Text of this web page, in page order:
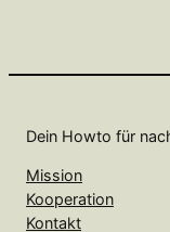
Dein Howto für
Mission
Kooperation
Kontakt